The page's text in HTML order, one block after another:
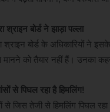
श्राइन बोर्ड ने झाड़ा पल्ला
श्राइन बोर्ड के अधिकारियों ने
मानने को तैयार नहीं हैं। उनका
से पिघल रहा है हिमलिंग!
से जिस तेजी से हिमलिंग पिघल